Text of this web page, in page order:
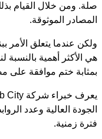
صلة. ومن خلال القيام
المصادر الموثوقة.
ولكن عندما يتعلق الأمر
هي الأكثر أهمية بالنسبة
بمثابة ختم موافقة على
الجودة العالية وعدد
فترة زمنية.